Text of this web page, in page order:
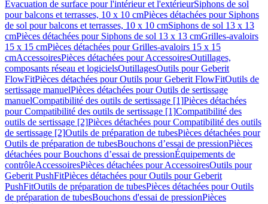
Evacuation de surface pour l'intérieur et l'extérieurSiphons de sol
pour balcons et terrasses, 10 x 10 cmPièces détachées pour Siphons
de sol pour balcons et terrasses, 10 x 10 cmSiphons de sol 13 x 13
cmPièces détachées pour Siphons de sol 13 x 13 cmGrilles-avaloirs
15 x 15 cmPièces détachées pour Grilles-avaloirs 15 x 15
cmAccessoiresPièces détachées pour AccessoiresOutillages,
composants réseau et logicielsOutillagesOutils pour Geberit
FlowFitPièces détachées pour Outils pour Geberit FlowFitOutils de
sertissage manuelPièces détachées pour Outils de sertissage
manuelCompatibilité des outils de sertissage [1]Pièces détachées
pour Compatibilité des outils de sertissage [1]Compatibilité des
outils de sertissage [2]Pièces détachées pour Compatibilité des outils
de sertissage [2]Outils de préparation de tubesPièces détachées pour
Outils de préparation de tubesBouchons d’essai de pressionPièces
détachées pour Bouchons d’essai de pressionÉquipements de
contrôleAccessoiresPièces détachées pour AccessoiresOutils pour
Geberit PushFitPièces détachées pour Outils pour Geberit
PushFitOutils de préparation de tubesPièces détachées pour Outils
de préparation de tubesBouchons d'essai de pressionPièces